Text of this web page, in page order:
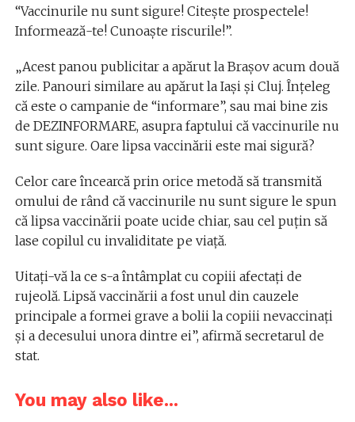
“Vaccinurile nu sunt sigure! Citeşte prospectele!
Informează-te! Cunoaşte riscurile!”.
„Acest panou publicitar a apărut la Braşov acum două
zile. Panouri similare au apărut la Iaşi şi Cluj. Înţeleg
că este o campanie de “informare”, sau mai bine zis
de DEZINFORMARE, asupra faptului că vaccinurile nu
sunt sigure. Oare lipsa vaccinării este mai sigură?
Celor care încearcă prin orice metodă să transmită
omului de rând că vaccinurile nu sunt sigure le spun
că lipsa vaccinării poate ucide chiar, sau cel puţin să
lase copilul cu invaliditate pe viaţă.
Uitaţi-vă la ce s-a întâmplat cu copiii afectaţi de
rujeolă. Lipsă vaccinării a fost unul din cauzele
principale a formei grave a bolii la copiii nevaccinaţi
şi a decesului unora dintre ei”, afirmă secretarul de
stat.
You may also like...